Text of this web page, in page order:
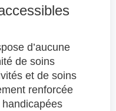
d’aucune
de soins
et de soins
renforcée